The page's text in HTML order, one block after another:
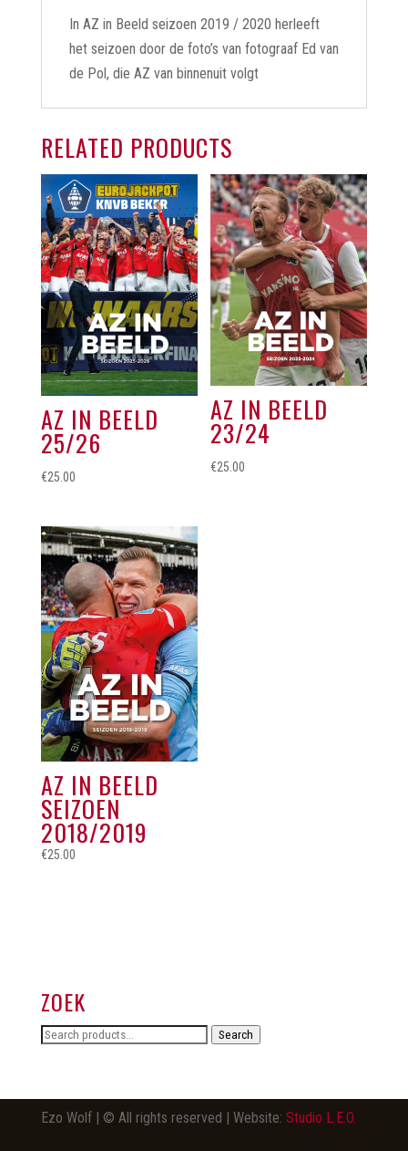
In AZ in Beeld seizoen 2019 / 2020 herleeft
het seizoen door de foto’s van fotograaf Ed van
de Pol, die AZ van binnenuit volgt
RELATED PRODUCTS
AZ IN BEELD
25/26
€25.00
AZ IN BEELD
23/24
€25.00
AZ IN BEELD
SEIZOEN
2018/2019
€25.00
ZOEK
Search
Search
Ezo Wolf | © All rights reserved | Website: Studio L.E.O.